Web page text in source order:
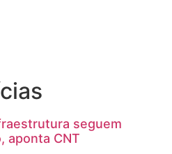
seguem
aponta CNT